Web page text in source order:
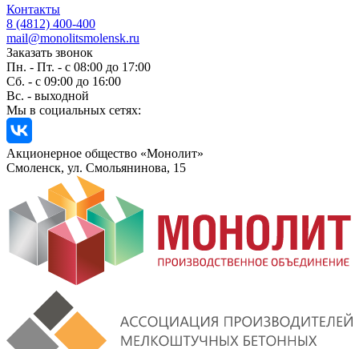
Контакты
8 (4812) 400-400
mail@monolitsmolensk.ru
Заказать звонок
Пн. - Пт. - с 08:00 до 17:00
Сб. - с 09:00 до 16:00
Вс. - выходной
Мы в социальных сетях:
Акционерное общество «Монолит»
Смоленск, ул. Смольянинова, 15